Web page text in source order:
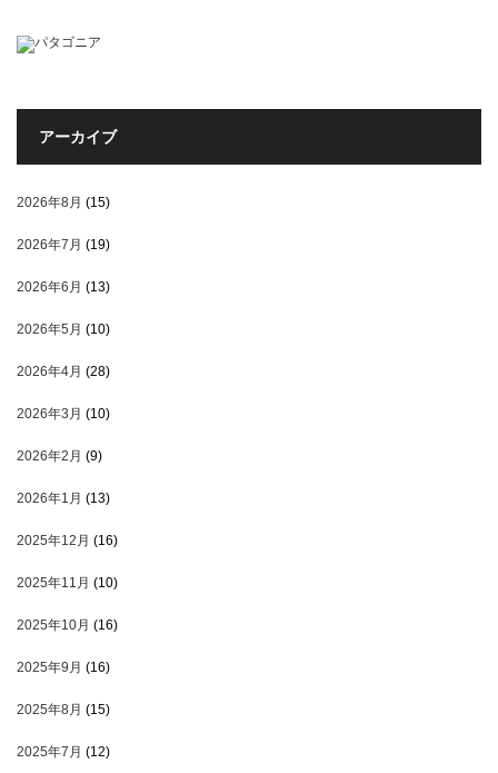
アーカイブ
2026年8月 (15)
2026年7月 (19)
2026年6月 (13)
2026年5月 (10)
2026年4月 (28)
2026年3月 (10)
2026年2月 (9)
2026年1月 (13)
2025年12月 (16)
2025年11月 (10)
2025年10月 (16)
2025年9月 (16)
2025年8月 (15)
2025年7月 (12)